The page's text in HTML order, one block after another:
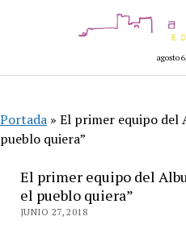
agosto
Portada » El primer equipo del
pueblo quiera”
El primer equipo del
el pueblo quiera”
JUNIO 27, 2018